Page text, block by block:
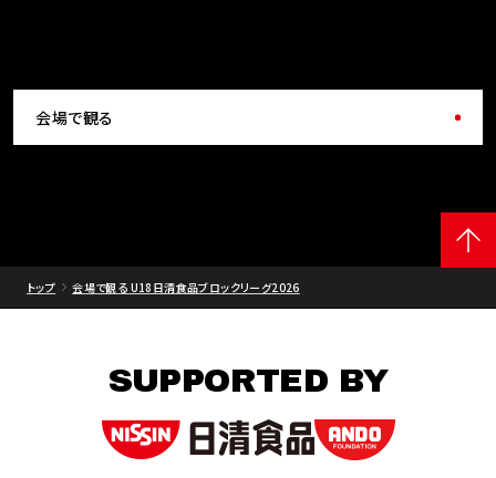
会場で観る
トップ 会場で観る U18日清食品ブロックリーグ2026
SUPPORTED BY